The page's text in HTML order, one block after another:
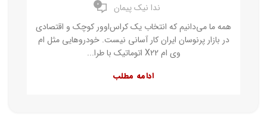
ندا نیک پیمان ۰
همه ما می‌دانیم که انتخاب یک کراس‌اوور کوچک و اقتصادی
در بازار پرنوسان ایران کار آسانی نیست. خودروهایی مثل ام
وی ام X22 اتوماتیک با طرا...
ادامه مطلب